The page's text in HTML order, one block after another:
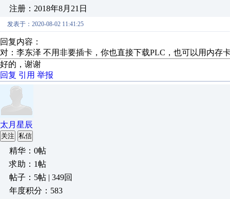
注册：2018年8月21日
发表于：2020-08-02 11:41:25
回复内容：
对：李东泽 不用非要插卡，你也直接下载PLC，也可以用内
好的，谢谢
回复 引用 举报
太月星辰
关注 私信
精华：0帖
求助：1帖
帖子：5帖 | 349回
年度积分：583